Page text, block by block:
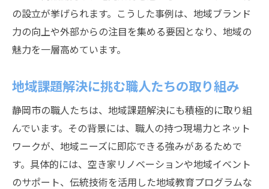
の設立が挙げられます。こうした事例は、地域ブランド
力の向上や外部からの注目を集める要因となり、地域の
魅力を一層高めています。
地域課題解決に挑む職人たちの取り組み
静岡市の職人たちは、地域課題解決にも積極的に取り組
んでいます。その背景には、職人の持つ現場力とネット
ワークが、地域ニーズに即応できる強みがあるためで
す。具体的には、空き家リノベーションや地域イベント
のサポート、伝統技術を活用した地域教育プログラムな